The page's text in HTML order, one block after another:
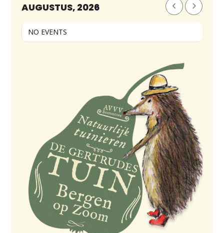
AUGUSTUS, 2026
NO EVENTS